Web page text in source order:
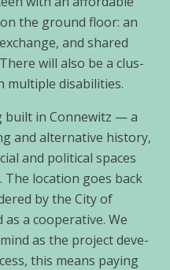
the ground flo­or: an
and shared
will also be a clus­
disa­bi­li­ties.
built in Connewitz — a
and alter­na­ti­ve histo­ry,
and poli­ti­cal spaces
loca­ti­on goes back
by the City of
a coope­ra­ti­ve. We
as the pro­ject deve­
this means pay­ing